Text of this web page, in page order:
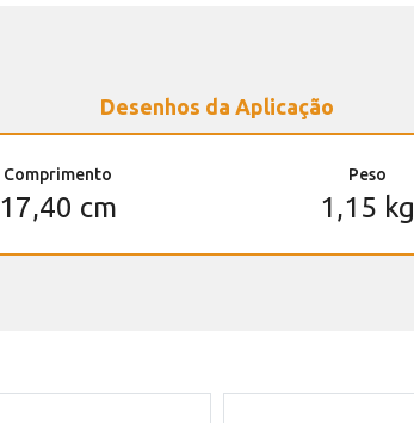
Desenhos da Aplicação
Comprimento
17,40 cm
Peso
1,15 kg